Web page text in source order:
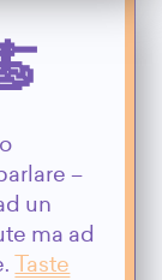
–
un
ma ad
Taste